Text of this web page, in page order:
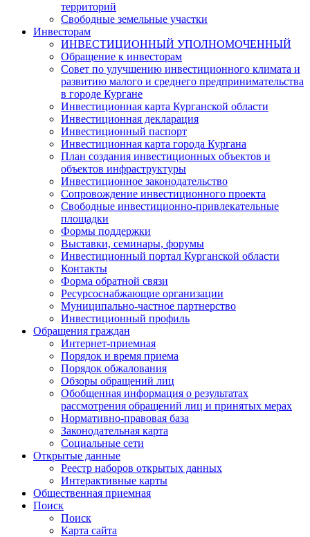
территорий
Свободные земельные участки
Инвесторам
ИНВЕСТИЦИОННЫЙ УПОЛНОМОЧЕННЫЙ
Обращение к инвесторам
Совет по улучшению инвестиционного климата и
развитию малого и среднего предпринимательства
в городе Кургане
Инвестиционная карта Курганской области
Инвестиционная декларация
Инвестиционный паспорт
Инвестиционная карта города Кургана
План создания инвестиционных объектов и
объектов инфраструктуры
Инвестиционное законодательство
Сопровождение инвестиционного проекта
Свободные инвестиционно-привлекательные
площадки
Формы поддержки
Выставки, семинары, форумы
Инвестиционный портал Курганской области
Контакты
Форма обратной связи
Ресурсоснабжающие организации
Муниципально-частное партнерство
Инвестиционный профиль
Обращения граждан
Интернет-приемная
Порядок и время приема
Порядок обжалования
Обзоры обращений лиц
Обобщенная информация о результатах
рассмотрения обращений лиц и принятых мерах
Нормативно-правовая база
Законодательная карта
Социальные сети
Открытые данные
Реестр наборов открытых данных
Интерактивные карты
Общественная приемная
Поиск
Поиск
Карта сайта